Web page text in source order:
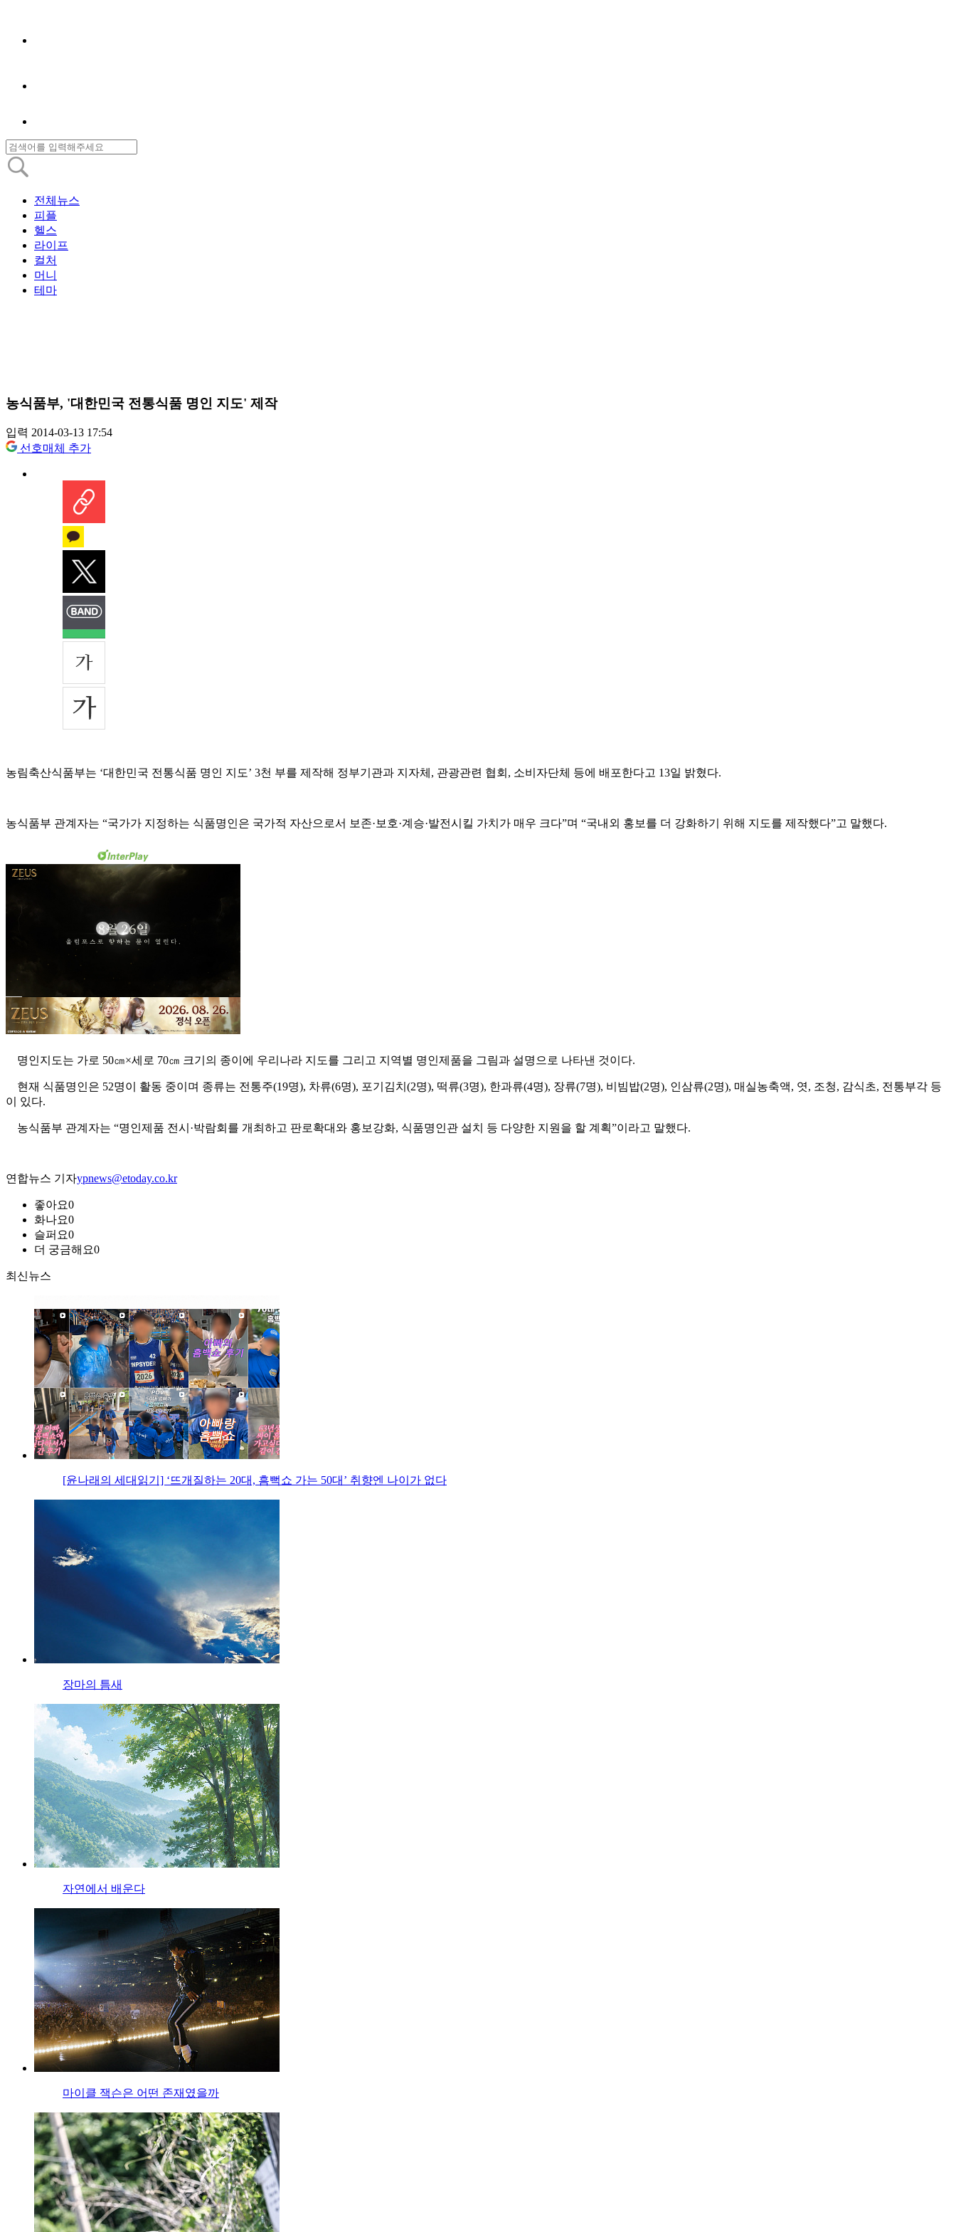
전체뉴스
피플
헬스
라이프
컬처
머니
테마
농식품부, '대한민국 전통식품 명인 지도' 제작
입력 2014-03-13 17:54
선호매체 추가
농림축산식품부는 ‘대한민국 전통식품 명인 지도’ 3천 부를 제작해 정부기관과 지자체, 관광관련 협회, 소비자단체 등에 배포한다고 13일 밝혔다.
농식품부 관계자는 “국가가 지정하는 식품명인은 국가적 자산으로서 보존·보호·계승·발전시킬 가치가 매우 크다”며 “국내외 홍보를 더 강화하기 위해 지도를 제작했다”고 말했다.
명인지도는 가로 50㎝×세로 70㎝ 크기의 종이에 우리나라 지도를 그리고 지역별 명인제품을 그림과 설명으로 나타낸 것이다.
현재 식품명인은 52명이 활동 중이며 종류는 전통주(19명), 차류(6명), 포기김치(2명), 떡류(3명), 한과류(4명), 장류(7명), 비빔밥(2명), 인삼류(2명), 매실농축액, 엿, 조청, 감식초, 전통부각 등
이 있다.
농식품부 관계자는 “명인제품 전시·박람회를 개최하고 판로확대와 홍보강화, 식품명인관 설치 등 다양한 지원을 할 계획”이라고 말했다.
연합뉴스 기자ypnews@etoday.co.kr
좋아요0
화나요0
슬퍼요0
더 궁금해요0
최신뉴스
[윤나래의 세대읽기] ‘뜨개질하는 20대, 흠뻑쇼 가는 50대’ 취향엔 나이가 없다
장마의 틈새
자연에서 배운다
마이클 잭슨은 어떤 존재였을까